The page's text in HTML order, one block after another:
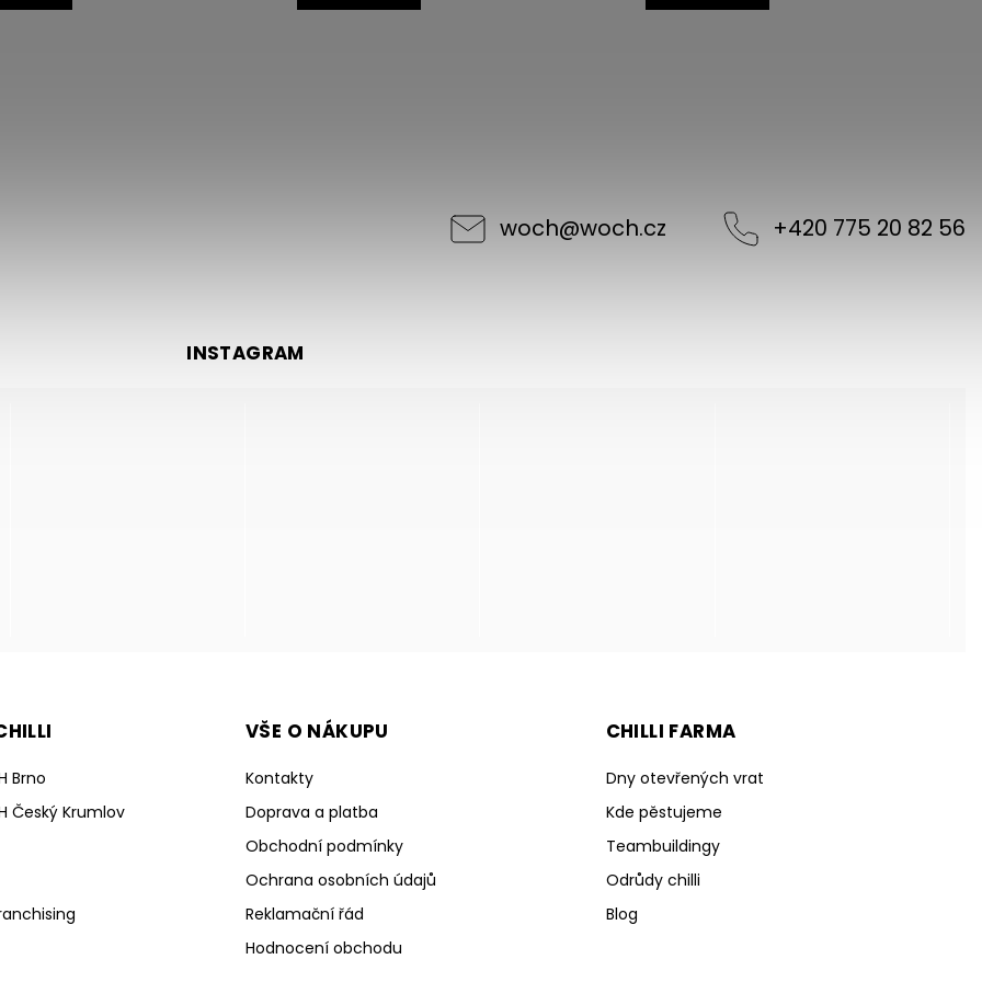
woch@woch.cz +420 775 20 82 56
Brno
Český Krumlov
VŠE O NÁKUPU
Kontakty
Doprava a platba
Obchodní podmínky
Ochrana osobních údajů
Reklamační řád
Hodnocení obchodu
CHILLI FARMA
Dny otevřených vrat
Kde pěstujeme
Teambuildingy
Odrůdy chilli
Blog
INSTAGRAM